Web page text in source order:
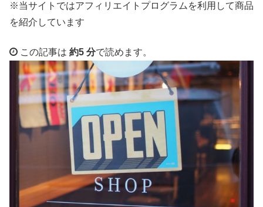
※当サイトではアフィリエイトプログラムを利用して商品
を紹介しています
この記事は 約5 分で読めます。